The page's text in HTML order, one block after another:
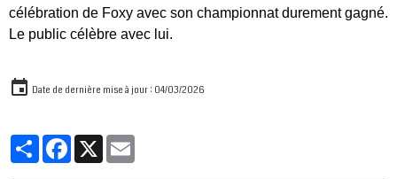
célébration de Foxy avec son championnat durement gagné.
Le public célèbre avec lui.
Date de dernière mise à jour : 04/03/2026
PartagerFacebook
X